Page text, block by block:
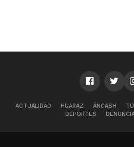
ACTUALIDAD HUARAZ ÁNCASH
DEPORTES